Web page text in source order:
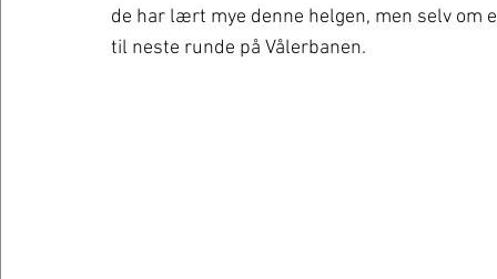
de har lært mye denne helgen, men selv
til neste runde på Vålerbanen.